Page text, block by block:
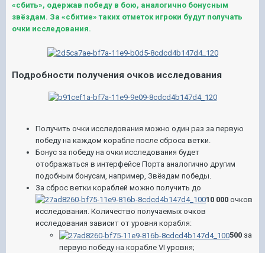
«сбить», одержав победу в бою, аналогично бонусным
звёздам. За «сбитие» таких отметок игроки будут получать
очки исследования.
Подробности получения очков исследования
Получить очки исследования можно один раз за первую
победу на каждом корабле после сброса ветки.
Бонус за победу на очки исследования будет
отображаться в интерфейсе Порта аналогично другим
подобным бонусам, например, Звёздам победы.
За сброс ветки кораблей можно получить до
10 000 очков
исследования. Количество получаемых очков
исследования зависит от уровня корабля:
500 за
первую победу на корабле VI уровня;